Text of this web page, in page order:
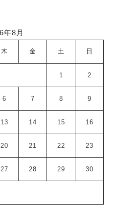
年8月
木 金 土 日
1 2
6 7 8 9
13 14 15 16
20 21 22 23
27 28 29 30